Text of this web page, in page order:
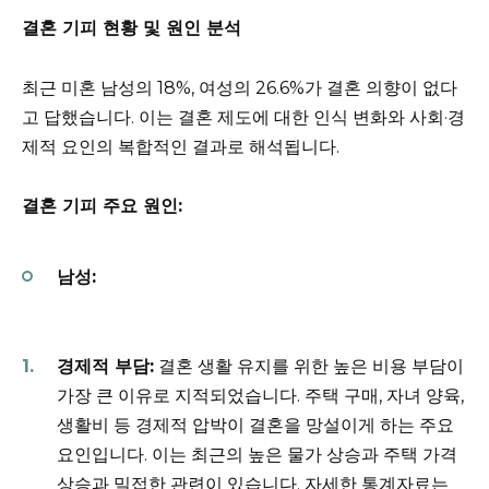
결혼 기피 현황 및 원인 분석
최근 미혼 남성의 18%, 여성의 26.6%가 결혼 의향이 없다
고 답했습니다. 이는 결혼 제도에 대한 인식 변화와 사회·경
제적 요인의 복합적인 결과로 해석됩니다.
결혼 기피 주요 원인:
남성:
경제적 부담: 결혼 생활 유지를 위한 높은 비용 부담이
가장 큰 이유로 지적되었습니다. 주택 구매, 자녀 양육,
생활비 등 경제적 압박이 결혼을 망설이게 하는 주요
요인입니다. 이는 최근의 높은 물가 상승과 주택 가격
상승과 밀접한 관련이 있습니다. 자세한 통계자료는